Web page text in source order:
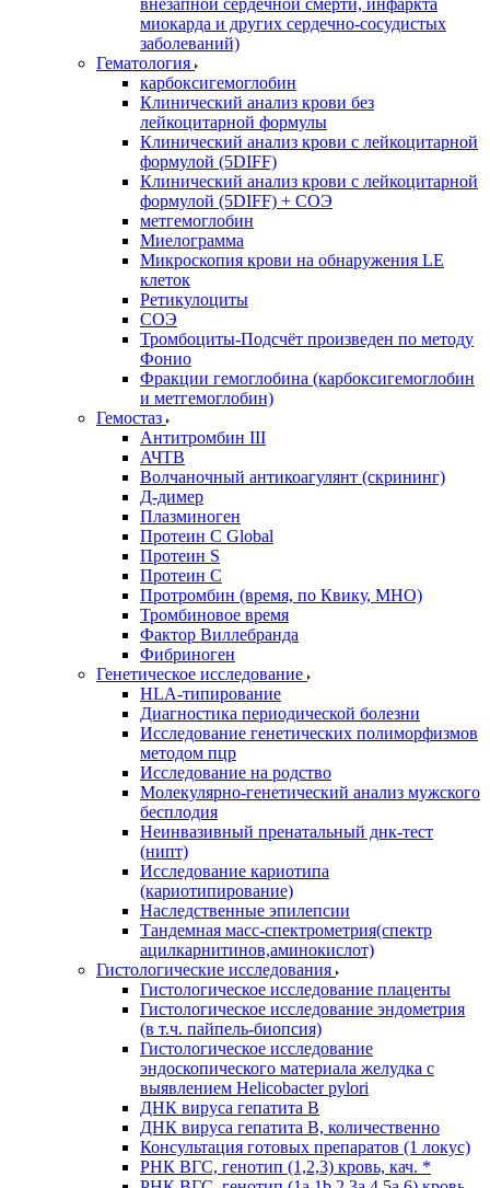
внезапной сердечной смерти, инфаркта
миокарда и других сердечно-сосудистых
заболеваний)
Гематология
карбоксигемоглобин
Клинический анализ крови без
лейкоцитарной формулы
Клинический анализ крови с лейкоцитарной
формулой (5DIFF)
Клинический анализ крови с лейкоцитарной
формулой (5DIFF) + СОЭ
метгемоглобин
Миелограмма
Микроскопия крови на обнаружения LE
клеток
Ретикулоциты
СОЭ
Тромбоциты-Подсчёт произведен по методу
Фонио
Фракции гемоглобина (карбоксигемоглобин
и метгемоглобин)
Гемостаз
Антитромбин III
АЧТВ
Волчаночный антикоагулянт (скрининг)
Д-димер
Плазминоген
Протеин C Global
Протеин S
Протеин С
Протромбин (время, по Квику, МНО)
Тромбиновое время
Фактор Виллебранда
Фибриноген
Генетическое исследование
HLA-типирование
Диагностика периодической болезни
Исследование генетических полиморфизмов
методом пцр
Исследование на родство
Молекулярно-генетический анализ мужского
бесплодия
Неинвазивный пренатальный днк-тест
(нипт)
Исследование кариотипа
(кариотипирование)
Наследственные эпилепсии
Тандемная масс-спектрометрия(спектр
ацилкарнитинов,аминокислот)
Гистологические исследования
Гистологическое исследование плаценты
Гистологическое исследование эндометрия
(в т.ч. пайпель-биопсия)
Гистологическое исследование
эндоскопического материала желудка с
выявлением Helicobacter pylori
ДНК вируса гепатита B
ДНК вируса гепатита B, количественно
Консультация готовых препаратов (1 локус)
РНК ВГC, генотип (1,2,3) кровь, кач. *